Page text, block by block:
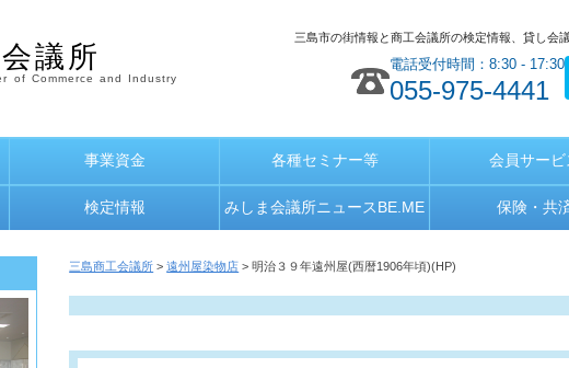
議所
of Commerce and Industry
三島市の街情報と商工会議所の検定情報、貸し会
電話受付時間：8:30 - 17:30
055-975-4441
事業資金 各種セミナー等 会員サービ
検定情報 みしま会議所ニュースBE.ME 保険・共
三島商工会議所 >遠州屋染物店 > 明治３９年遠州屋(西暦1906年頃)(HP)